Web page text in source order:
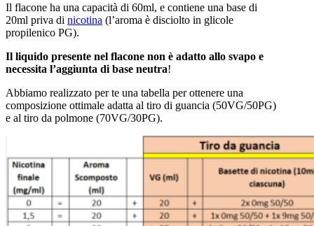
Il flacone ha una capacità di 60ml, e contiene una base di
20ml priva di nicotina (l’aroma è disciolto in glicole
propilenico PG).
Il liquido presente nel flacone non è adatto allo svapo e
necessita l’aggiunta di base neutra!
Abbiamo realizzato per te una tabella per ottenere una
composizione ottimale adatta al tiro di guancia (50VG/50PG)
e al tiro da polmone (70VG/30PG).